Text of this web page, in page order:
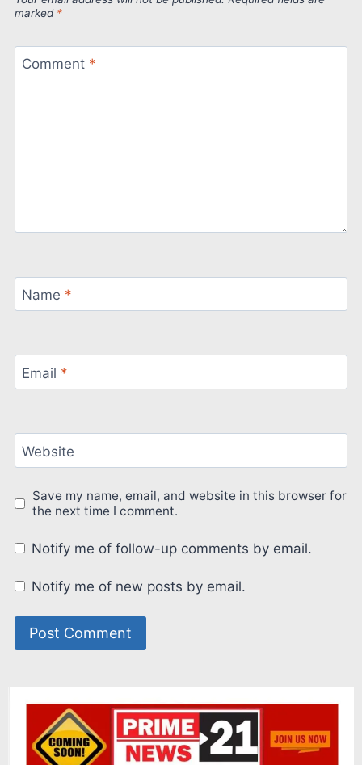
marked *
Comment *
Name *
Email *
Website
Save my name, email, and website in this browser for
the next time I comment.
Notify me of follow-up comments by email.
Notify me of new posts by email.